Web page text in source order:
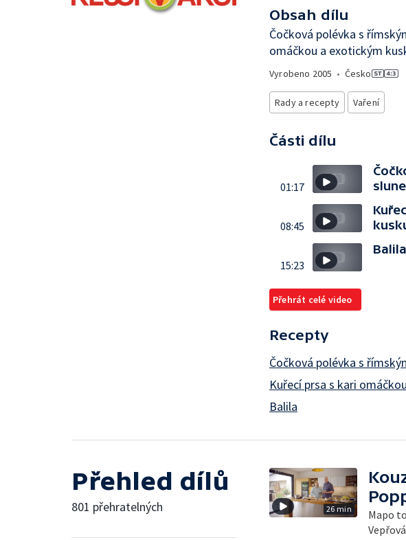
Obsah dílu
Čočková polévka s
omáčkou a exotickým
Vyrobeno 2005 • Česko
Rady a recepty Vaření
Části dílu
01:17
08:45
15:23
Balila
Přehrát celé video
Recepty
Čočková polévka s
Kuřecí prsa s kari
Balila
Přehled dílů
801 přehratelných 26 min
Mapo